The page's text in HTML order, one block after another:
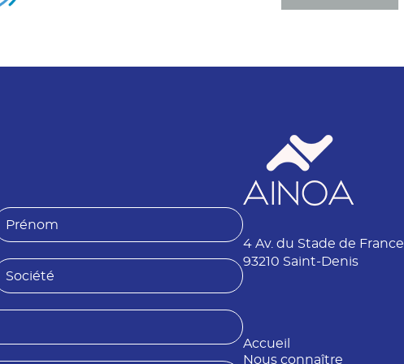
4 Av. du Stade de France
93210 Saint-Denis
Accueil
Nous connaître